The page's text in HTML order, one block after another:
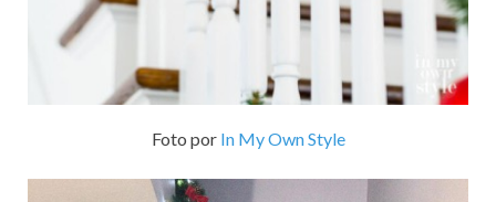
Foto por In My Own Style